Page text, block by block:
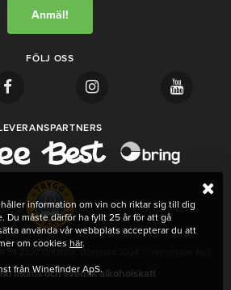
FÖLJ OSS
moms och svensk alkoholskatt
information om vin och riktar sig till dig
Du måste därför ha fyllt 25 år för att gå
använda vår webbplats accepterar du att
om cookies här.
från Winefinder ApS.